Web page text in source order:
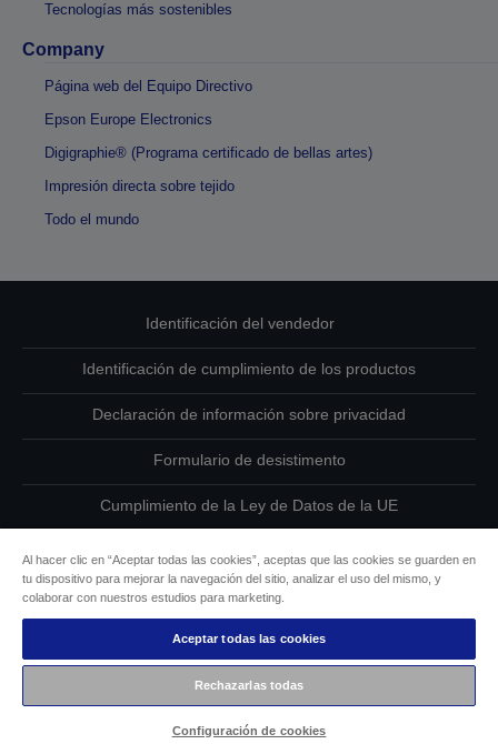
Tecnologías más sostenibles
Company
Página web del Equipo Directivo
Epson Europe Electronics
Digigraphie® (Programa certificado de bellas artes)
Impresión directa sobre tejido
Todo el mundo
Identificación del vendedor
Identificación de cumplimiento de los productos
Declaración de información sobre privacidad
Formulario de desistimento
Cumplimiento de la Ley de Datos de la UE
Información sobre cookies
Compromiso de accesibilidad de Epson
Copyright © 2026 Seiko Epson
Al hacer clic en “Aceptar todas las cookies”, aceptas que las cookies se guarden en
tu dispositivo para mejorar la navegación del sitio, analizar el uso del mismo, y
colaborar con nuestros estudios para marketing.
Aceptar todas las cookies
Rechazarlas todas
Configuración de cookies